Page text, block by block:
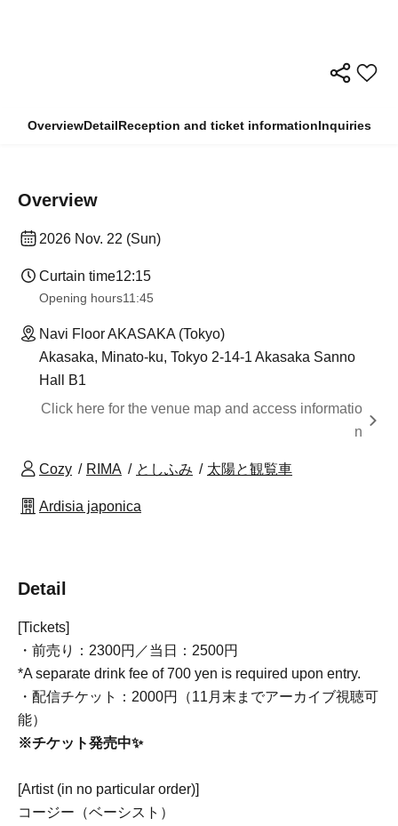
OverviewDetailReception and ticket informationInquiries
Overview
2026 Nov. 22 (Sun)
Curtain time12:15
Opening hours11:45
Navi Floor AKASAKA (Tokyo)
Akasaka, Minato-ku, Tokyo 2-14-1 Akasaka Sanno
Hall B1
Click here for the venue map and access informatio
n
Cozy RIMA としふみ 太陽と観覧車
Ardisia japonica
Detail
[Tickets]
・前売り：2300円／当日：2500円
*A separate drink fee of 700 yen is required upon entry.
・配信チケット：2000円（11月末までアーカイブ視聴可
能）
※チケット発売中✨
[Artist (in no particular order)]
コージー（ベーシスト）